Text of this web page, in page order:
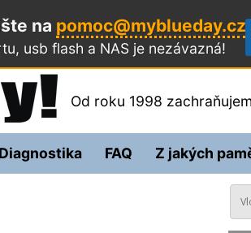
na pomoc@myblueday.cz
usb flash a NAS je nezávazná!
Od roku 1998
Diagnostika FAQ Z jakých